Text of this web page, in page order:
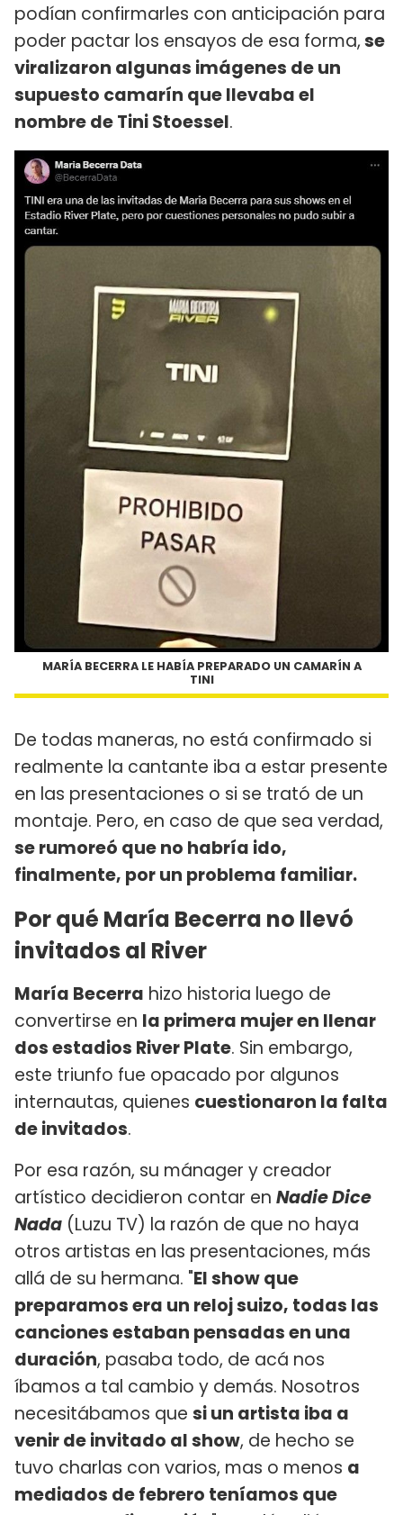
podían confirmarles con anticipación para
poder pactar los ensayos de esa forma,se
viralizaron algunas imágenes de un
supuesto camarín que llevaba el
nombre de Tini Stoessel.
MARÍA BECERRA LE HABÍA PREPARADO UN CAMARÍN A
TINI
De todas maneras, no está confirmado si
realmente la cantante iba a estar presente
en las presentaciones o si se trató de un
montaje. Pero, en caso de que sea verdad,
se rumoreó que no habría ido,
finalmente, por un problema familiar.
Por qué María Becerra no llevó
invitados al River
María Becerra hizo historia luego de
convertirse en la primera mujer en llenar
dos estadios River Plate. Sin embargo,
este triunfo fue opacado por algunos
internautas, quienes cuestionaron la falta
de invitados.
Por esa razón, su mánager y creador
artístico decidieron contar en Nadie Dice
Nada (Luzu TV) la razón de que no haya
otros artistas en las presentaciones, más
allá de su hermana. "El show que
preparamos era un reloj suizo, todas las
canciones estaban pensadas en una
duración, pasaba todo, de acá nos
íbamos a tal cambio y demás. Nosotros
necesitábamos que si un artista iba a
venir de invitado al show, de hecho se
tuvo charlas con varios, mas o menos a
mediados de febrero teníamos que